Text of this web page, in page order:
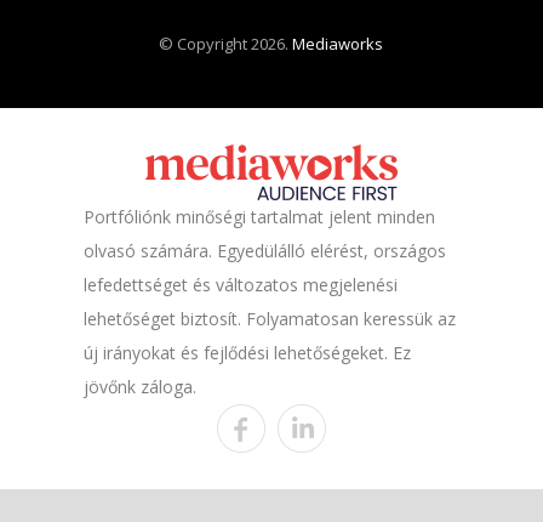
© Copyright 2026.Mediaworks
Portfóliónk minőségi tartalmat jelent minden
olvasó számára. Egyedülálló elérést, országos
lefedettséget és változatos megjelenési
lehetőséget biztosít. Folyamatosan keressük az
új irányokat és fejlődési lehetőségeket. Ez
jövőnk záloga.